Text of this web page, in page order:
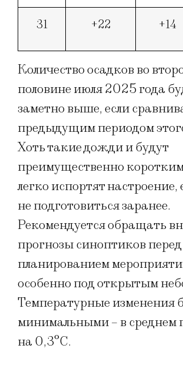
31 +22 +14
Количество осадков во
половине июля 2025 года
заметно выше, если
предыдущим периодом
Хоть такие дожди и будут
преимущественно
легко испортят настроение,
не подготовиться заранее.
Рекомендуется обращать
прогнозы синоптиков перед
планированием
особенно под открытым
Температурные изменения
минимальными – в среднем
на 0,3°C.